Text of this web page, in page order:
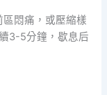
悶痛，或壓縮樣
3-5分鐘，歇息后